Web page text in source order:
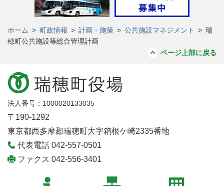
ホーム > 町政情報 > 計画・施策 > 公共施設マネジメント > 瑞
穂町公共施設等総合管理計画
ページ上部に戻る
法人番号：1000020133035
〒190-1292
東京都西多摩郡瑞穂町大字箱根ケ崎2335番地
代表電話 042-557-0501
ファクス 042-556-3401